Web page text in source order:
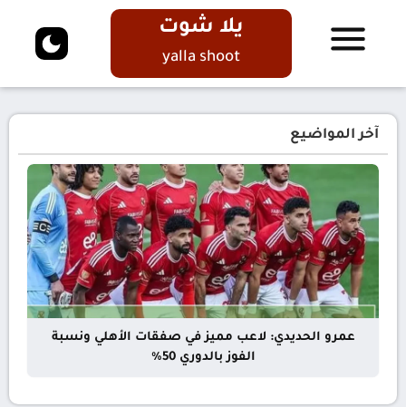
يلا شوت
yalla shoot
آخر المواضيع
عمرو الحديدي: لاعب مميز في صفقات الأهلي ونسبة
الفوز بالدوري 50%